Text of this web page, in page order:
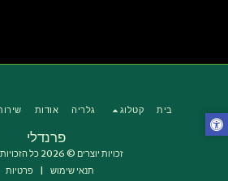
פרנדלי
זכויות יוצרים © 2026 כל הזכויות שמורות
תנאי שימוש | פרטיות
בית קטלוג גלריה אודות